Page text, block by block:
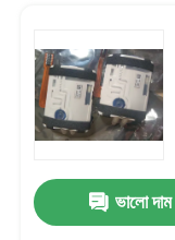
ভালো দাম